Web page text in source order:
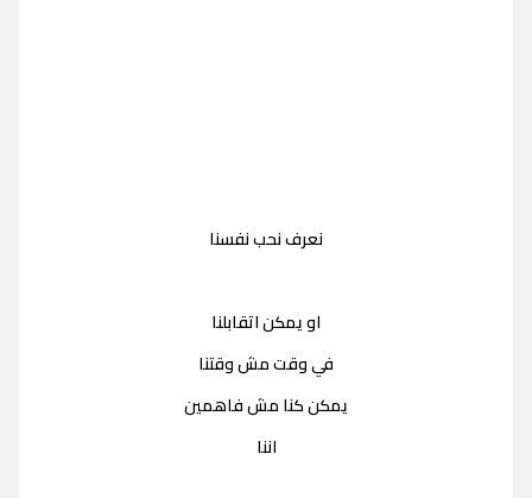
نعرف نحب نفسنا
او يمكن اتقابلنا
في وقت مش وقتنا
يمكن كنا مش فاهمين
اننا